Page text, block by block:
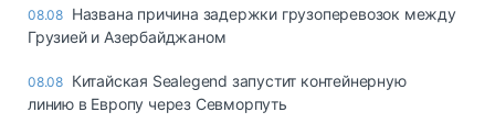
08.08 Названа причина задержки грузоперевозок между
Грузией и Азербайджаном
08.08 Китайская Sealegend запустит контейнерную
линию в Европу через Севморпуть